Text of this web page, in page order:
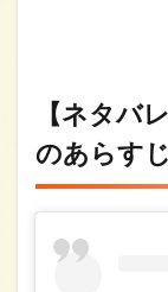
イング
クにな
ら騙さ
れても
【ネタバ
のあらすじ